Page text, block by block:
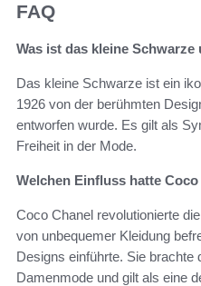
FAQ
Was ist das kleine
Das kleine Schwarze ist ein
1926 von der berühmten
entworfen wurde. Es gilt als
Freiheit in der Mode.
Welchen Einfluss hatte
Coco Chanel revolutionierte
von unbequemer Kleidung
Designs einführte. Sie brachte
Damenmode und gilt als eine